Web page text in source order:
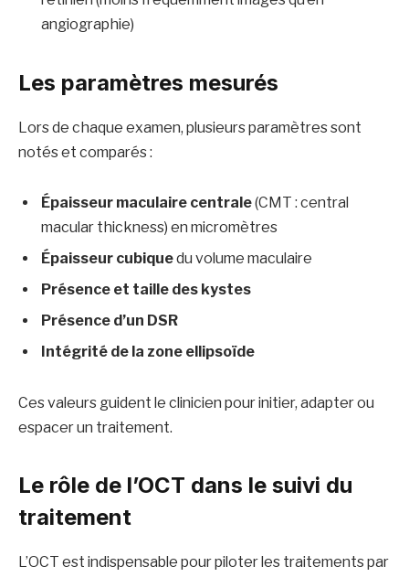
angiographie)
Les paramètres mesurés
Lors de chaque examen, plusieurs paramètres sont
notés et comparés :
Épaisseur maculaire centrale(CMT : central
macular thickness) en micromètres
Épaisseur cubiquedu volume maculaire
Présence et taille des kystes
Présence d’un DSR
Intégrité de la zone ellipsoïde
Ces valeurs guident le clinicien pour initier, adapter ou
espacer un traitement.
Le rôle de l’OCT dans le suivi du
traitement
L’OCT est indispensable pour piloter les traitements par